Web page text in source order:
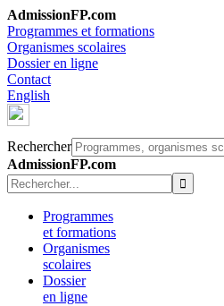
AdmissionFP.com
Programmes et formations
Organismes scolaires
Dossier en ligne
Contact
English
Rechercher
AdmissionFP.com
Programmes
et formations
Organismes
scolaires
Dossier
en ligne